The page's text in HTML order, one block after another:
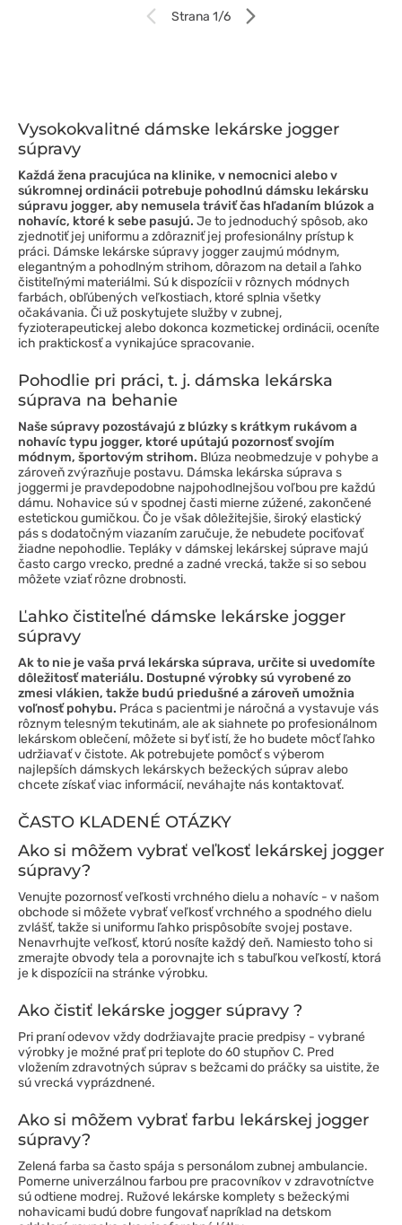
Strana 1/6
Vysokokvalitné dámske lekárske jogger
súpravy
Každá žena pracujúca na klinike, v nemocnici alebo v
súkromnej ordinácii potrebuje pohodlnú dámsku lekársku
súpravu jogger, aby nemusela tráviť čas hľadaním blúzok a
nohavíc, ktoré k sebe pasujú. Je to jednoduchý spôsob, ako
zjednotiť jej uniformu a zdôrazniť jej profesionálny prístup k
práci. Dámske lekárske súpravy jogger zaujmú módnym,
elegantným a pohodlným strihom, dôrazom na detail a ľahko
čistiteľnými materiálmi. Sú k dispozícii v rôznych módnych
farbách, obľúbených veľkostiach, ktoré splnia všetky
očakávania. Či už poskytujete služby v zubnej,
fyzioterapeutickej alebo dokonca kozmetickej ordinácii, oceníte
ich praktickosť a vynikajúce spracovanie.
Pohodlie pri práci, t. j. dámska lekárska
súprava na behanie
Naše súpravy pozostávajú z blúzky s krátkym rukávom a
nohavíc typu jogger, ktoré upútajú pozornosť svojím
módnym, športovým strihom. Blúza neobmedzuje v pohybe a
zároveň zvýrazňuje postavu. Dámska lekárska súprava s
joggermi je pravdepodobne najpohodlnejšou voľbou pre každú
dámu. Nohavice sú v spodnej časti mierne zúžené, zakončené
estetickou gumičkou. Čo je však dôležitejšie, široký elastický
pás s dodatočným viazaním zaručuje, že nebudete pociťovať
žiadne nepohodlie. Tepláky v dámskej lekárskej súprave majú
často cargo vrecko, predné a zadné vrecká, takže si so sebou
môžete vziať rôzne drobnosti.
Ľahko čistiteľné dámske lekárske jogger
súpravy
Ak to nie je vaša prvá lekárska súprava, určite si uvedomíte
dôležitosť materiálu. Dostupné výrobky sú vyrobené zo
zmesi vlákien, takže budú priedušné a zároveň umožnia
voľnosť pohybu. Práca s pacientmi je náročná a vystavuje vás
rôznym telesným tekutinám, ale ak siahnete po profesionálnom
lekárskom oblečení, môžete si byť istí, že ho budete môcť ľahko
udržiavať v čistote. Ak potrebujete pomôcť s výberom
najlepších dámskych lekárskych bežeckých súprav alebo
chcete získať viac informácií, neváhajte nás kontaktovať.
ČASTO KLADENÉ OTÁZKY
Ako si môžem vybrať veľkosť lekárskej jogger
súpravy?
Venujte pozornosť veľkosti vrchného dielu a nohavíc - v našom
obchode si môžete vybrať veľkosť vrchného a spodného dielu
zvlášť, takže si uniformu ľahko prispôsobíte svojej postave.
Nenavrhujte veľkosť, ktorú nosíte každý deň. Namiesto toho si
zmerajte obvody tela a porovnajte ich s tabuľkou veľkostí, ktorá
je k dispozícii na stránke výrobku.
Ako čistiť lekárske jogger súpravy ?
Pri praní odevov vždy dodržiavajte pracie predpisy - vybrané
výrobky je možné prať pri teplote do 60 stupňov C. Pred
vložením zdravotných súprav s bežcami do práčky sa uistite, že
sú vrecká vyprázdnené.
Ako si môžem vybrať farbu lekárskej jogger
súpravy?
Zelená farba sa často spája s personálom zubnej ambulancie.
Pomerne univerzálnou farbou pre pracovníkov v zdravotníctve
sú odtiene modrej. Ružové lekárske komplety s bežeckými
nohavicami budú dobre fungovať napríklad na detskom